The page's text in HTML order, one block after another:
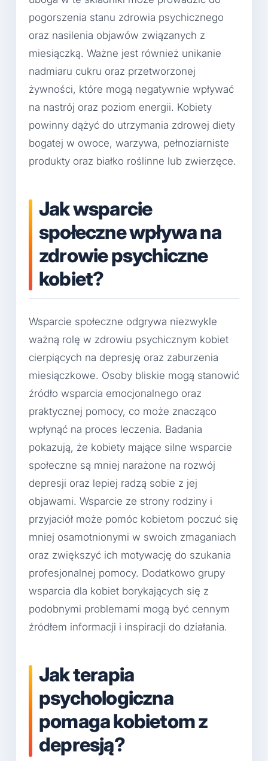
pogorszenia stanu zdrowia psychicznego
oraz nasilenia objawów związanych z
miesiączką. Ważne jest również unikanie
nadmiaru cukru oraz przetworzonej
żywności, które mogą negatywnie wpływać
na nastrój oraz poziom energii. Kobiety
powinny dążyć do utrzymania zdrowej diety
bogatej w owoce, warzywa, pełnoziarniste
produkty oraz białko roślinne lub zwierzęce.
Jak wsparcie
społeczne wpływa na
zdrowie psychiczne
kobiet?
Wsparcie społeczne odgrywa niezwykle
ważną rolę w zdrowiu psychicznym kobiet
cierpiących na depresję oraz zaburzenia
miesiączkowe. Osoby bliskie mogą stanowić
źródło wsparcia emocjonalnego oraz
praktycznej pomocy, co może znacząco
wpłynąć na proces leczenia. Badania
pokazują, że kobiety mające silne wsparcie
społeczne są mniej narażone na rozwój
depresji oraz lepiej radzą sobie z jej
objawami. Wsparcie ze strony rodziny i
przyjaciół może pomóc kobietom poczuć się
mniej osamotnionymi w swoich zmaganiach
oraz zwiększyć ich motywację do szukania
profesjonalnej pomocy. Dodatkowo grupy
wsparcia dla kobiet borykających się z
podobnymi problemami mogą być cennym
źródłem informacji i inspiracji do działania.
Jak terapia
psychologiczna
pomaga kobietom z
depresją?